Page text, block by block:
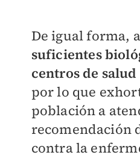
De igual forma,
suficientes
centros de
por lo que
población a
recomendación
contra la